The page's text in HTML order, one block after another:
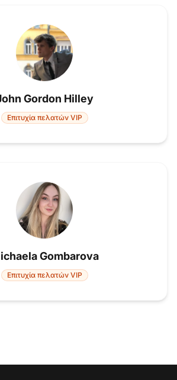
Gordon Hilley
Επιτυχία πελατών VIP
Gombarova
Επιτυχία πελατών VIP